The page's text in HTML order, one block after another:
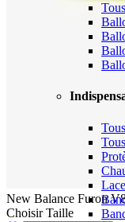
New Balance Furon
Choisir Taille